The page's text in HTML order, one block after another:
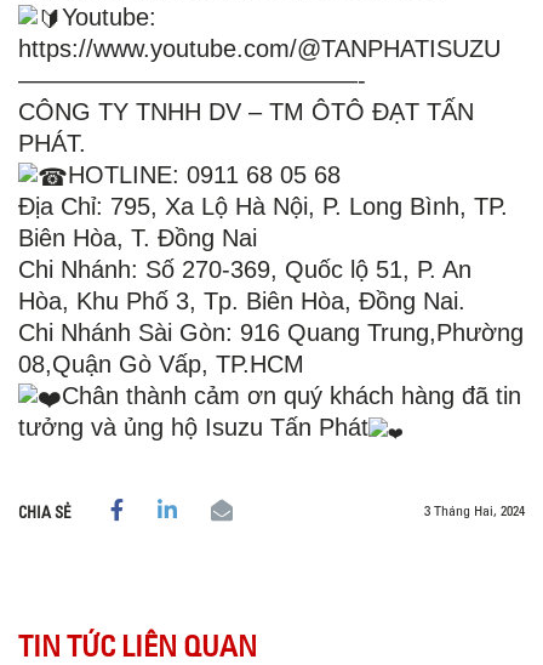
Youtube:
https://www.youtube.com/@TANPHATISUZU
——————————————-
CÔNG TY TNHH DV – TM ÔTÔ ĐẠT TẤN
PHÁT.
HOTLINE: 0911 68 05 68
Địa Chỉ: 795, Xa Lộ Hà Nội, P. Long Bình, TP.
Biên Hòa, T. Đồng Nai
Chi Nhánh: Số 270-369, Quốc lộ 51, P. An
Hòa, Khu Phố 3, Tp. Biên Hòa, Đồng Nai.
Chi Nhánh Sài Gòn: 916 Quang Trung,Phường
08,Quận Gò Vấp, TP.HCM
Chân thành cảm ơn quý khách hàng đã tin
tưởng và ủng hộ Isuzu Tấn Phát
CHIA SẺ 3 Tháng Hai, 2024
TIN TỨC LIÊN QUAN